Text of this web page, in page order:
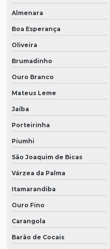
Almenara
Boa Esperança
Oliveira
Brumadinho
Ouro Branco
Mateus Leme
Jaíba
Porteirinha
Piumhi
São Joaquim de Bicas
Várzea da Palma
Itamarandiba
Ouro Fino
Carangola
Barão de Cocais